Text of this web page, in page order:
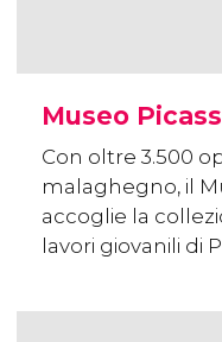
Museo
Con oltre 3.500
malaghegno, il
accoglie la
lavori giovanili di